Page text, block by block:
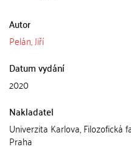
Autor
Pelán, Jiří
Datum vydání
2020
Nakladatel
Univerzita Karlova, Filozofická
Praha